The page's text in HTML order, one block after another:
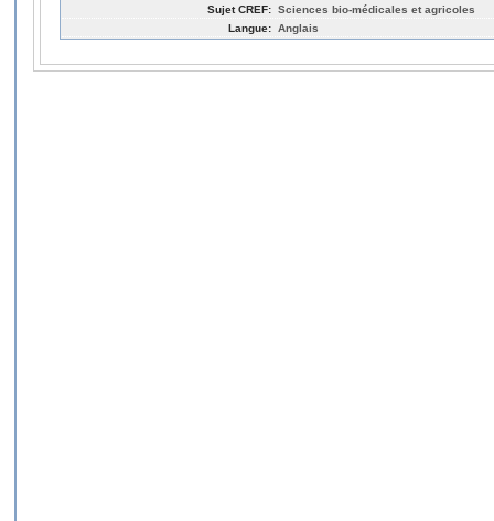
Sujet CREF: Sciences bio-médicales et agricoles
Langue: Anglais